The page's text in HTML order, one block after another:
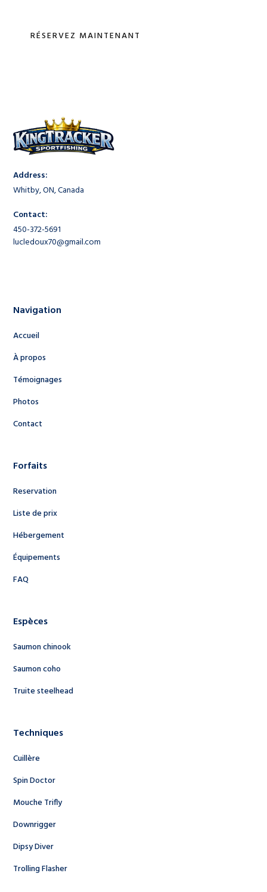
RÉSERVEZ MAINTENANT
Address:
Whitby, ON, Canada
Contact:
450-372-5691
lucledoux70@gmail.com
Espèces
Saumon chinook
Saumon coho
Truite steelhead
Techniques
Cuillère
Spin Doctor
Mouche Trifly
Downrigger
Dipsy Diver
Trolling Flasher
Forfaits
Reservation
Liste de prix
Hébergement
Équipements
FAQ
Navigation
Accueil
À propos
Témoignages
Photos
Contact